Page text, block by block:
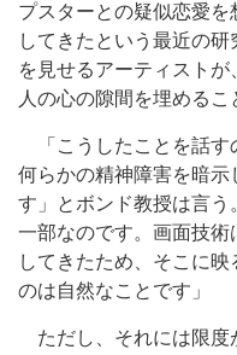
プスターとの疑似恋愛
してきたという最近の
を見せるアーティスト
人の心の隙間を埋めるこ
「こうしたことを話す
何らかの精神障害を暗
す」とボンド教授は言
一部なのです。画面技
してきたため、そこに
のは自然なことです」
ただし、それには限度